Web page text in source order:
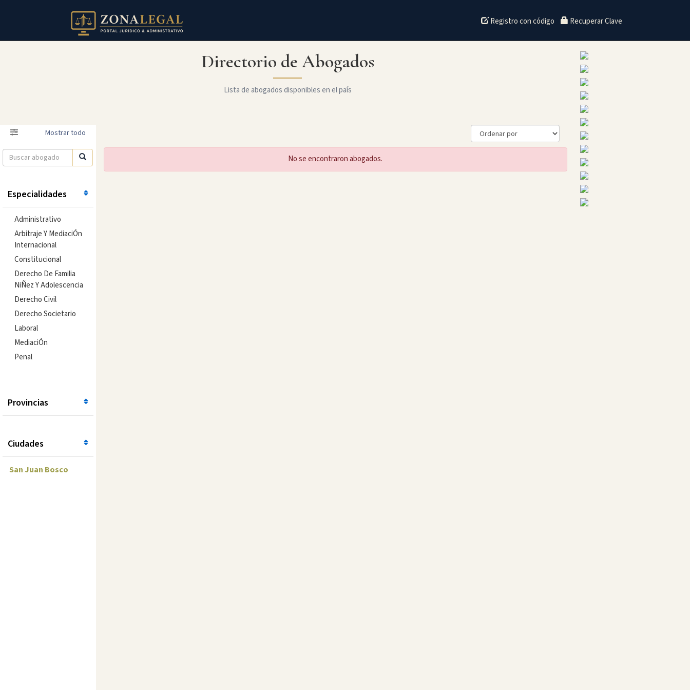
Registro con código Recuperar Clave
Directorio de Abogados
Lista de abogados disponibles en el país
Filtro Mostrar todo
Especialidades
Administrativo
Arbitraje Y MediaciÓn
Internacional
Constitucional
Derecho De Familia
NiÑez Y Adolescencia
Derecho Civil
Derecho Societario
Laboral
MediaciÓn
Penal
Provincias
Ciudades
San Juan Bosco
No se encontraron abogados.